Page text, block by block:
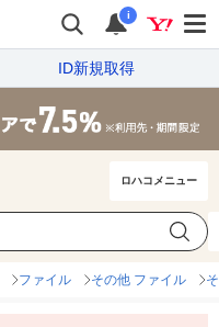
i
ID新規取得
ロハコメニュー
ファイル その他 ファイル